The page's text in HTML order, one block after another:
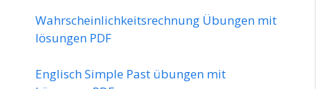
Wahrscheinlichkeitsrechnung Übungen mit
lösungen PDF
Englisch Simple Past übungen mit